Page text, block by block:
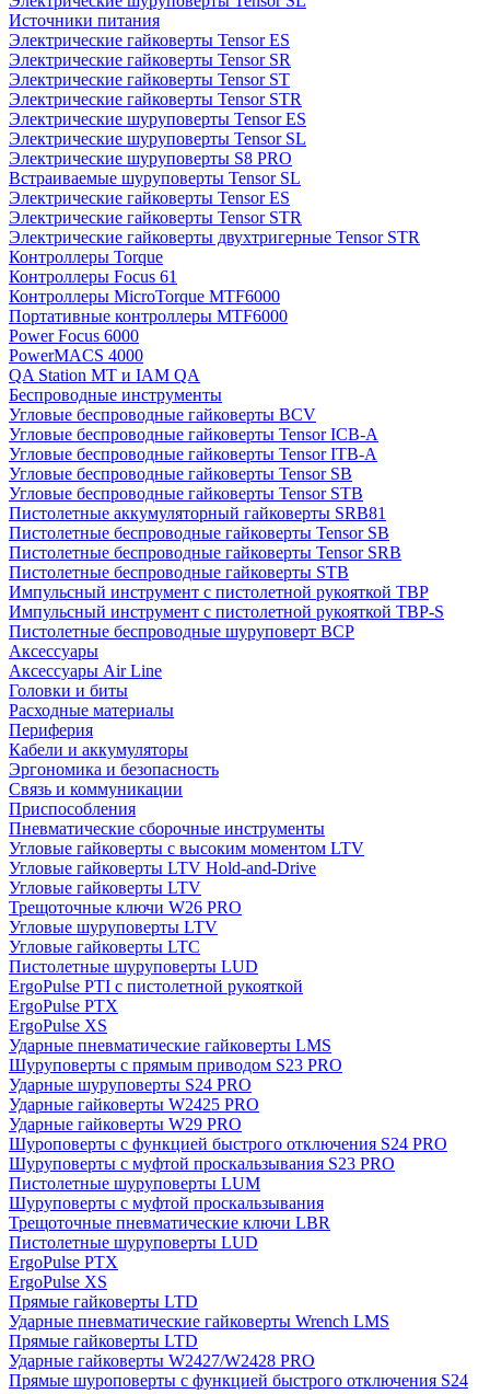
Источники питания
Электрические гайковерты Tensor ES
Электрические гайковерты Tensor SR
Электрические гайковерты Tensor ST
Электрические гайковерты Tensor STR
Электрические шуруповерты Tensor ES
Электрические шуруповерты Tensor SL
Электрические шуруповерты S8 PRO
Встраиваемые шуруповерты Tensor SL
Электрические гайковерты Tensor ES
Электрические гайковерты Tensor STR
Электрические гайковерты двухтригерные Tensor STR
Контроллеры Torque
Контроллеры Focus 61
Контроллеры MicroTorque MTF6000
Портативные контроллеры MTF6000
Power Focus 6000
PowerMACS 4000
QA Station MT и IAM QA
Беспроводные инструменты
Угловые беспроводные гайковерты BCV
Угловые беспроводные гайковерты Tensor ICB-A
Угловые беспроводные гайковерты Tensor ITB-A
Угловые беспроводные гайковерты Tensor SB
Угловые беспроводные гайковерты Tensor STB
Пистолетные аккумуляторный гайковерты SRB81
Пистолетные беспроводные гайковерты Tensor SB
Пистолетные беспроводные гайковерты Tensor SRB
Пистолетные беспроводные гайковерты STB
Импульсный инструмент с пистолетной рукояткой TBP
Импульсный инструмент с пистолетной рукояткой TBP-S
Пистолетные беспроводные шуруповерт BCP
Аксессуары
Аксессуары Air Line
Головки и биты
Расходные материалы
Периферия
Кабели и аккумуляторы
Эргономика и безопасность
Связь и коммуникации
Приспособления
Пневматические сборочные инструменты
Угловые гайковерты с высоким моментом LTV
Угловые гайковерты LTV Hold-and-Drive
Угловые гайковерты LTV
Трещоточные ключи W26 PRO
Угловые шуруповерты LTV
Угловые гайковерты LTC
Пистолетные шуруповерты LUD
ErgoPulse PTI с пистолетной рукояткой
ErgoPulse PTX
ErgoPulse XS
Ударные пневматические гайковерты LMS
Шуруповерты с прямым приводом S23 PRO
Ударные шуруповерты S24 PRO
Ударные гайковерты W2425 PRO
Ударные гайковерты W29 PRO
Шуроповерты с функцией быстрого отключения S24 PRO
Шуруповерты с муфтой проскальзывания S23 PRO
Пистолетные шуруповерты LUM
Шуруповерты с муфтой проскальзывания
Трещоточные пневматические ключи LBR
Пистолетные шуруповерты LUD
ErgoPulse PTX
ErgoPulse XS
Прямые гайковерты LTD
Ударные пневматические гайковерты Wrench LMS
Прямые гайковерты LTD
Ударные гайковерты W2427/W2428 PRO
Прямые шуроповерты с функцией быстрого отключения S24